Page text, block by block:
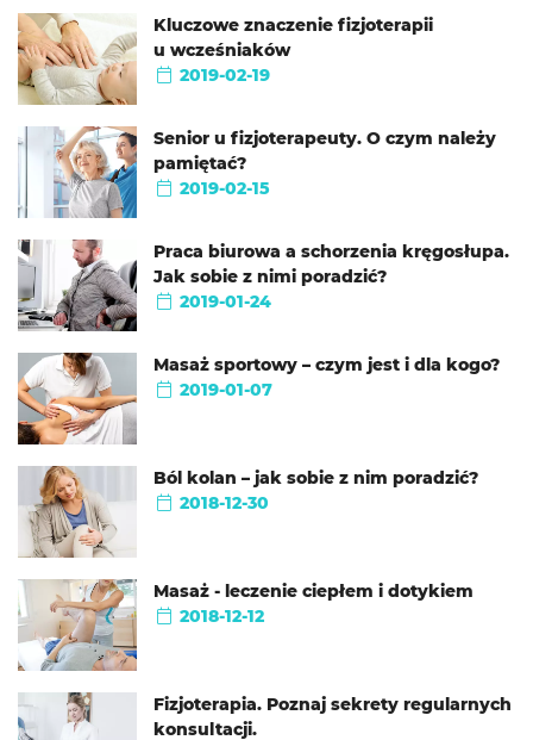
Kluczowe znaczenie fizjoterapii
u wcześniaków
2019-02-19
Senior u fizjoterapeuty. O czym należy
pamiętać?
2019-02-15
Praca biurowa a schorzenia kręgosłupa.
Jak sobie z nimi poradzić?
2019-01-24
Masaż sportowy – czym jest i dla kogo?
2019-01-07
Ból kolan – jak sobie z nim poradzić?
2018-12-30
Masaż - leczenie ciepłem i dotykiem
2018-12-12
Fizjoterapia. Poznaj sekrety regularnych
konsultacji.